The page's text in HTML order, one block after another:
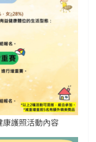
康護照活動內容